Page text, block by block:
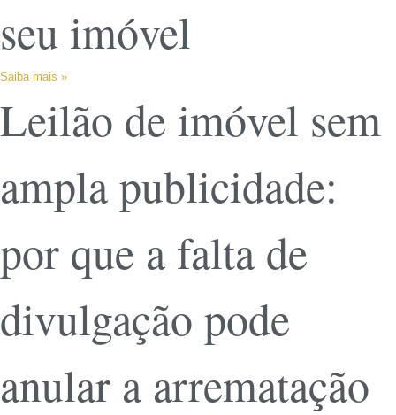
seu imóvel
Saiba mais »
Leilão de imóvel sem
ampla publicidade:
por que a falta de
divulgação pode
anular a arrematação